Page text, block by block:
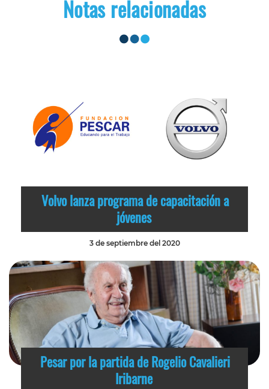
Notas relacionadas
Volvo lanza programa de capacitación a
jóvenes
3 de septiembre del 2020
Pesar por la partida de Rogelio Cavalieri
Iribarne